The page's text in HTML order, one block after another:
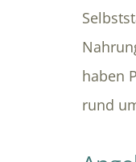
haben
rund